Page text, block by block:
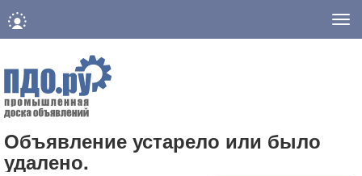
Объявление устарело или было
удалено.